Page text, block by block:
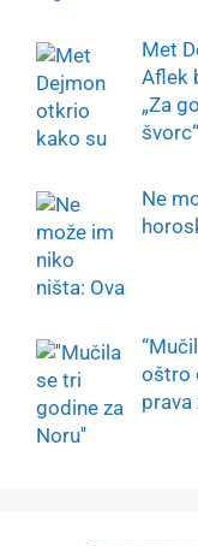
Met
Aflek
„Za
švorc“
Ne
oštro
prava